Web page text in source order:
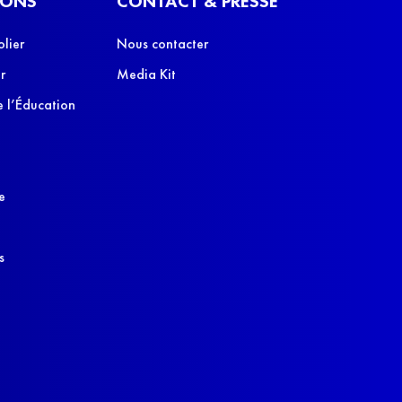
l’Éducation
Nous contacter
Media Kit